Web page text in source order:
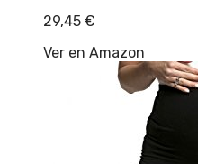
29,45 €
Ver en Amazon